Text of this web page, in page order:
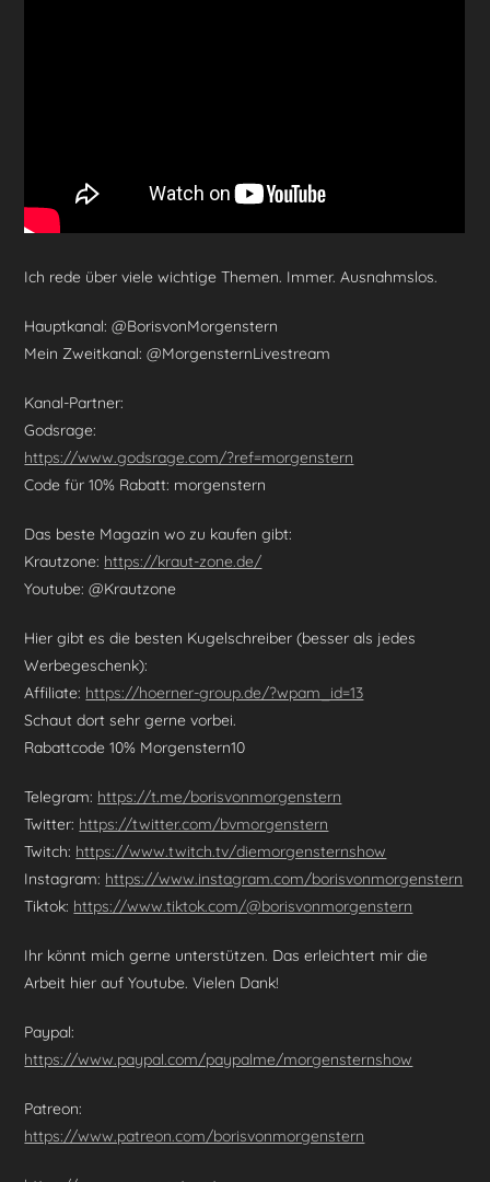
Ich rede über viele wichtige Themen. Immer. Ausnahmslos.
Hauptkanal: @BorisvonMorgenstern
Mein Zweitkanal: @MorgensternLivestream
Kanal-Partner:
Godsrage:
https://www.godsrage.com/?ref=morgenstern
Code für 10% Rabatt: morgenstern
Das beste Magazin wo zu kaufen gibt:
Krautzone: https://kraut-zone.de/
Youtube: @Krautzone
Hier gibt es die besten Kugelschreiber (besser als jedes
Werbegeschenk):
Affiliate: https://hoerner-group.de/?wpam_id=13
Schaut dort sehr gerne vorbei.
Rabattcode 10% Morgenstern10
Telegram: https://t.me/borisvonmorgenstern
Twitter: https://twitter.com/bvmorgenstern
Twitch: https://www.twitch.tv/diemorgensternshow
Instagram: https://www.instagram.com/borisvonmorgenstern
Tiktok: https://www.tiktok.com/@borisvonmorgenstern
Ihr könnt mich gerne unterstützen. Das erleichtert mir die
Arbeit hier auf Youtube. Vielen Dank!
Paypal:
https://www.paypal.com/paypalme/morgensternshow
Patreon:
https://www.patreon.com/borisvonmorgenstern